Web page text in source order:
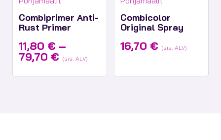
Combiprimer Anti-
Rust Primer
11,80 € –
79,70 € Hintaluokka:
-
(sis. ALV)
Combicolor
Original Spray
16,70 € (sis. ALV)